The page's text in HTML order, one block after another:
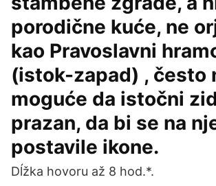
porodične kuće, ne
kao Pravoslavni
(istok-zapad) , često
moguće da istočni
prazan, da bi se na
postavile ikone.
Dĺžka hovoru až 8 hod.*.